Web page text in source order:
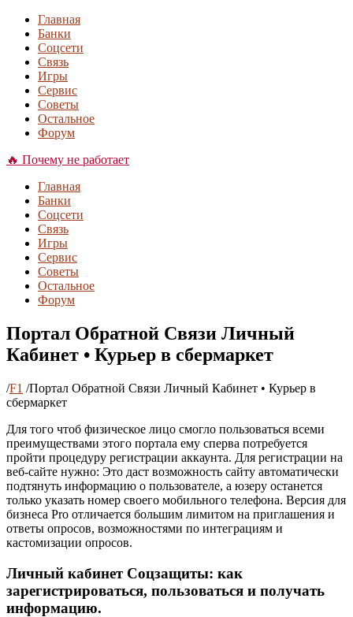
Главная
Банки
Соцсети
Связь
Игры
Сервис
Советы
Остальное
Форум
🔥 Почему не работает
Главная
Банки
Соцсети
Связь
Игры
Сервис
Советы
Остальное
Форум
Портал Обратной Связи Личный
Кабинет • Курьер в сбермаркет
/F1 /Портал Обратной Связи Личный Кабинет • Курьер в
сбермаркет
Для того чтоб физическое лицо смогло пользоваться всеми
преимуществами этого портала ему сперва потребуется
пройти процедуру регистрации аккаунта. Для регистрации на
веб-сайте нужно: Это даст возможность сайту автоматически
подтянуть информацию о пользователе, а юзеру останется
только указать номер своего мобильного телефона. Версия для
бизнеса Pro отличается большим лимитом на приглашения и
ответы опросов, возможностями по интеграциям и
кастомизации опросов.
Личный кабинет Соцзащиты: как
зарегистрироваться, пользоваться и получать
информацию.